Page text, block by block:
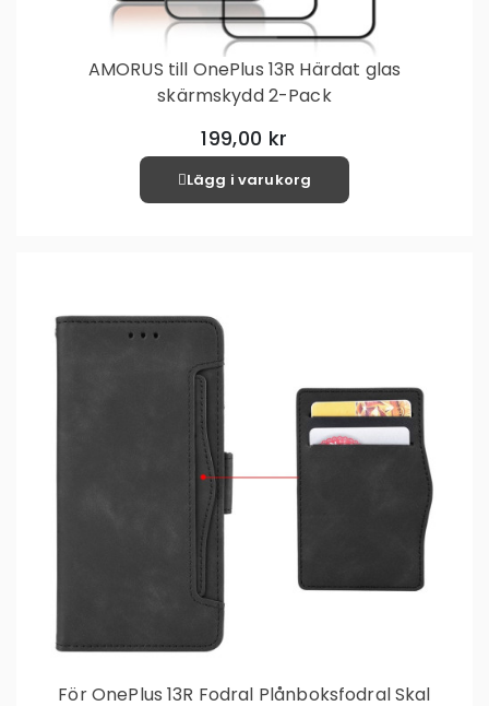
AMORUS till OnePlus 13R Härdat glas
skärmskydd 2-Pack
199,00 kr
Lägg i varukorg
För OnePlus 13R Fodral Plånboksfodral Skal